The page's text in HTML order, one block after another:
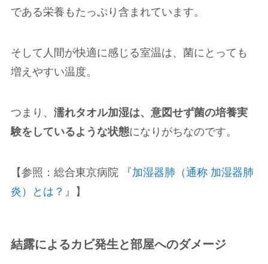
である栄養もたっぷり含まれています。
そして人間が快適に感じる室温は、菌にとっても
増えやすい温度。
つまり、 濡れタオル加湿は、意図せず菌の培養実
験をしているような状態になりがちなのです。
【参照：総合東京病院 『加湿器肺（通称 加湿器肺
炎）とは？ 』】
結露によるカビ発生と部屋へのダメージ